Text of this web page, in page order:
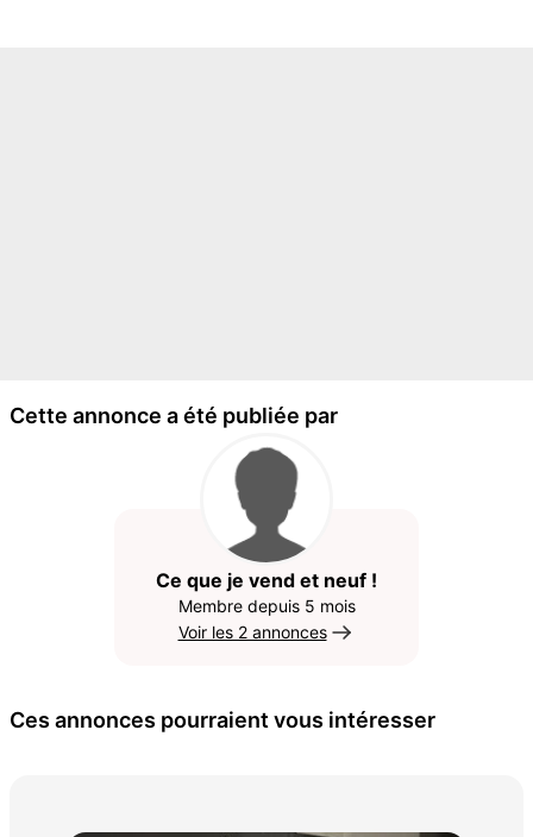
Cette annonce a été publiée par
Ce que je vend et neuf !
Membre depuis 5 mois
Voir les 2 annonces
Ces annonces pourraient vous intéresser